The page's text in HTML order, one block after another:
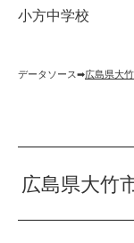
小方中学校
データソース➡︎広島県大
広島県大竹